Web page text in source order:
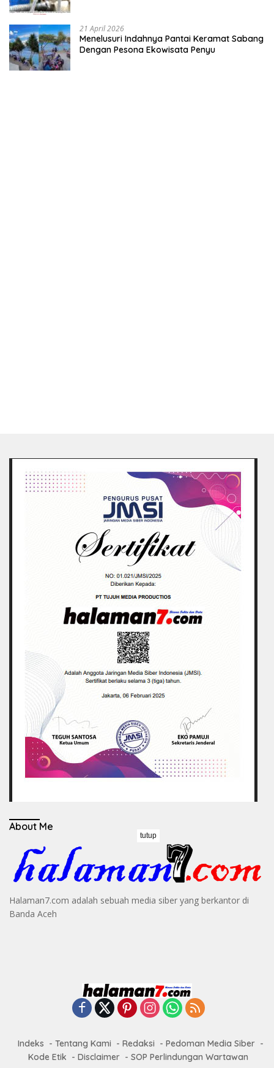
21 April 2026
Menelusuri Indahnya Pantai Keramat Sabang
Dengan Pesona Ekowisata Penyu
About Me
Halaman7.com adalah sebuah media siber yang berkantor di
Banda Aceh
Indeks Tentang Kami Redaksi
Pedoman Media Siber
Kode Etik
Disclaimer SOP Perlindungan Wartawan
tutup